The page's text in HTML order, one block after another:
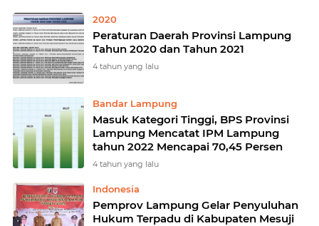
2020
Peraturan Daerah Provinsi Lampung
Tahun 2020 dan Tahun 2021
4 tahun yang lalu
Bandar Lampung
Masuk Kategori Tinggi, BPS Provinsi
Lampung Mencatat IPM Lampung
tahun 2022 Mencapai 70,45 Persen
4 tahun yang lalu
Indonesia
Pemprov Lampung Gelar Penyuluhan
Hukum Terpadu di Kabupaten Mesuji